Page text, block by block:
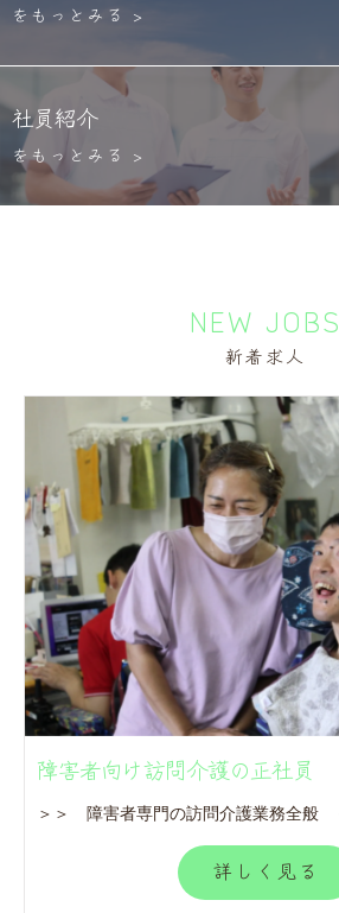
をもっとみる >
社員紹介
をもっとみる >
新着求人
NEW JOBS
障害者向け訪問介護の正社員
詳しく見る